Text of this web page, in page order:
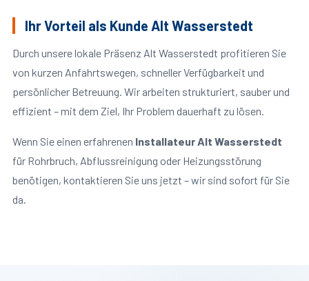
Ihr Vorteil als Kunde Alt Wasserstedt
Durch unsere lokale Präsenz Alt Wasserstedt profitieren Sie
von kurzen Anfahrtswegen, schneller Verfügbarkeit und
persönlicher Betreuung. Wir arbeiten strukturiert, sauber und
effizient – mit dem Ziel, Ihr Problem dauerhaft zu lösen.
Wenn Sie einen erfahrenen Installateur Alt Wasserstedt
für Rohrbruch, Abflussreinigung oder Heizungsstörung
benötigen, kontaktieren Sie uns jetzt – wir sind sofort für Sie
da.